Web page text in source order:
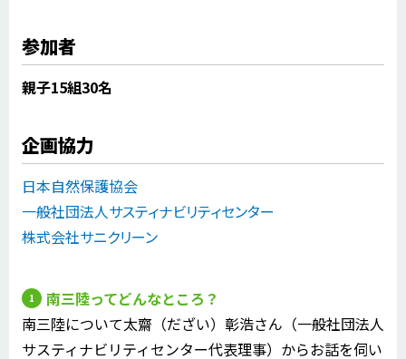
参加者
親子15組30名
企画協力
日本自然保護協会
一般社団法人サスティナビリティセンター
株式会社サニクリーン
南三陸ってどんなところ？
南三陸について太齋（だざい）彰浩さん（一般社団法人
サスティナビリティセンター代表理事）からお話を伺い